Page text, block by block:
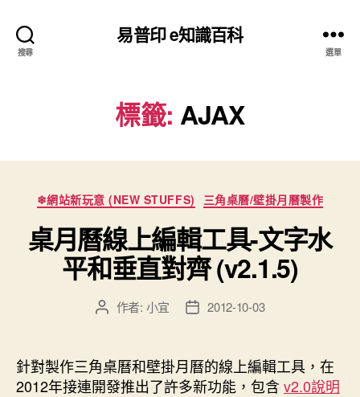
搜尋
易普印 e知識百科
選單
標籤: AJAX
分
類
❄網站新玩意 (NEW STUFFS) 三角桌曆/壁掛月曆製作
桌月曆線上編輯工具-文字水
平和垂直對齊 (v2.1.5)
文
者
作者: 小宜
文
佈
日
2012-10-03
針對製作三角桌曆和壁掛月曆的線上編輯工具，在
2012年接連開發推出了許多新功能，包含 v2.0說明